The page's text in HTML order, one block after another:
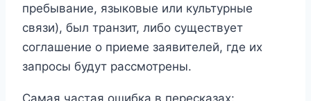
пребывание, языковые или культурные
связи), был транзит, либо существует
соглашение о приеме заявителей, где их
запросы будут рассмотрены.
Самая частая ошибка в пересказах: